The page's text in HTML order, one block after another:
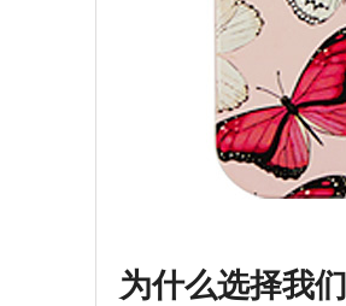
为什么选择我